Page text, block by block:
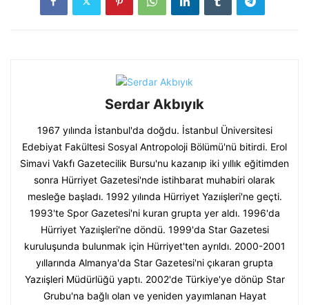
Serdar Akbıyık
1967 yılında İstanbul'da doğdu. İstanbul Üniversitesi
Edebiyat Fakültesi Sosyal Antropoloji Bölümü'nü bitirdi. Erol
Simavi Vakfı Gazetecilik Bursu'nu kazanıp iki yıllık eğitimden
sonra Hürriyet Gazetesi'nde istihbarat muhabiri olarak
mesleğe başladı. 1992 yılında Hürriyet Yazıişleri'ne geçti.
1993'te Spor Gazetesi'ni kuran grupta yer aldı. 1996'da
Hürriyet Yazıişleri'ne döndü. 1999'da Star Gazetesi
kuruluşunda bulunmak için Hürriyet'ten ayrıldı. 2000-2001
yıllarında Almanya'da Star Gazetesi'ni çıkaran grupta
Yazıişleri Müdürlüğü yaptı. 2002'de Türkiye'ye dönüp Star
Grubu'na bağlı olan ve yeniden yayımlanan Hayat